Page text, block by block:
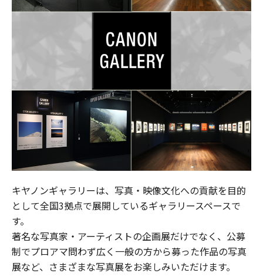
キヤノンギャラリーは、写真・映像文化への貢献を目的
として全国3拠点で展開しているギャラリースペースで
す。
著名な写真家・アーティストの企画展だけでなく、公募
制でプロアマ問わず広く一般の方から募った作品の写真
展など、さまざまな写真展をお楽しみいただけます。